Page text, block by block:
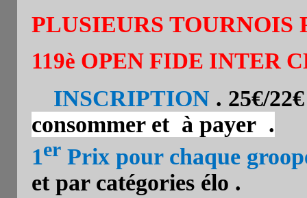
PLUSIEURS TOURNOIS
119è OPEN FIDE INTER
INSCRIPTION . 25€/
consommer et à payer .
1er Prix pour chaque
et par catégories élo .